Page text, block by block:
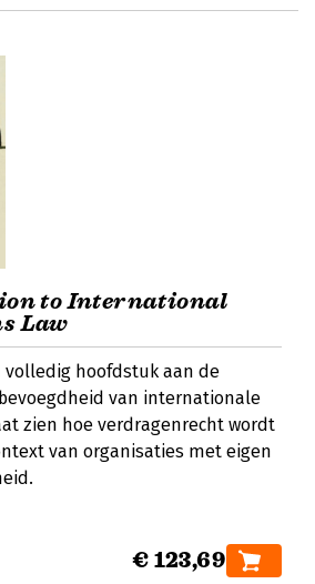
to International
Law
volledig hoofdstuk aan de
van internationale
zien hoe verdragenrecht wordt
van organisaties met eigen
€ 123,69